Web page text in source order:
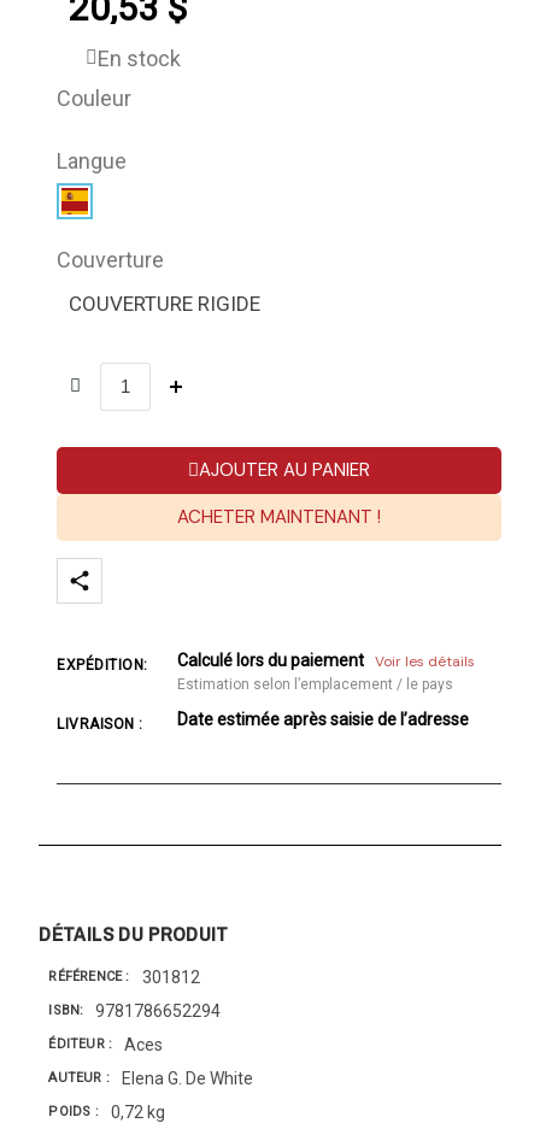
En stock
Couleur
Langue
Couverture
COUVERTURE RIGIDE
AJOUTER AU PANIER
ACHETER MAINTENANT !
EXPÉDITION: Calculé lors du paiement Voir les détails
Estimation selon l’emplacement / le pays
LIVRAISON : Date estimée après saisie de l’adresse
DÉTAILS DU PRODUIT
RÉFÉRENCE 301812
ISBN 9781786652294
ÉDITEUR Aces
AUTEUR Elena G. De White
POIDS 0,72 kg